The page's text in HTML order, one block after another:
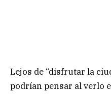
Lejos de “disfrutar la
podrían pensar al verlo